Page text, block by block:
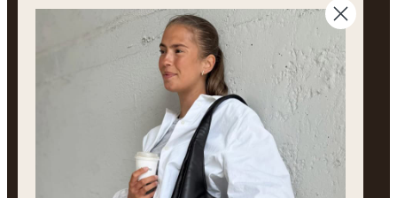
Størrelsesguide
Ofte stillede spørgsmål
Vores historie